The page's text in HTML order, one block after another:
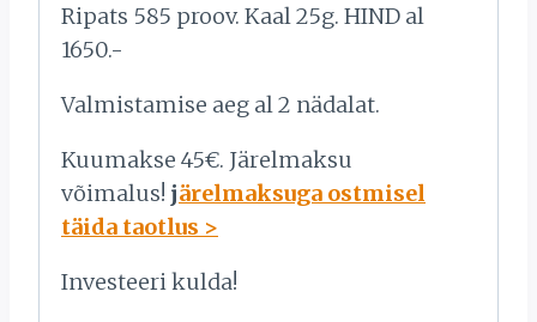
Ripats 585 proov. Kaal 25g. HIND al
1650.-
Valmistamise aeg al 2 nädalat.
Kuumakse 45€. Järelmaksu
võimalus! järelmaksuga ostmisel
täida taotlus >
Investeeri kulda!